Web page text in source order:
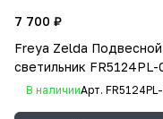
7 700 ₽
Freya Zelda Подвесной
светильник FR5124PL-
В наличииАрт.